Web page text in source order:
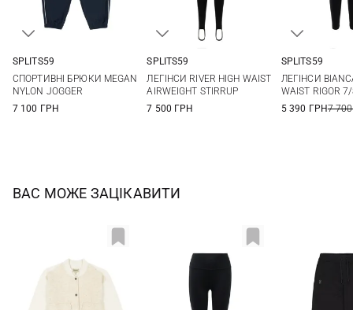
XL
SPLITS59
СПОРТИВНІ БРЮКИ MEGAN
NYLON JOGGER
7 100 ГРН
SPLITS59
ЛЕГІНСИ RIVER HIGH WAIST
AIRWEIGHT STIRRUP
7 500 ГРН
SPLITS59
ЛЕГІНСИ
WAIST RIGOR
5 390 ГРН7
ВАС МОЖЕ ЗАЦІКАВИТИ